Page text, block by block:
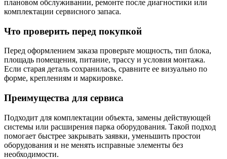
плановом обслуживании, ремонте после диагностики или
комплектации сервисного запаса.
Что проверить перед покупкой
Перед оформлением заказа проверьте мощность, тип блока,
площадь помещения, питание, трассу и условия монтажа.
Если старая деталь сохранилась, сравните ее визуально по
форме, креплениям и маркировке.
Преимущества для сервиса
Подходит для комплектации объекта, замены действующей
системы или расширения парка оборудования. Такой подход
помогает быстрее закрывать заявки, уменьшить простои
оборудования и не менять исправные элементы без
необходимости.